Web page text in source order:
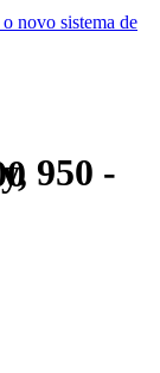
novo sistema de